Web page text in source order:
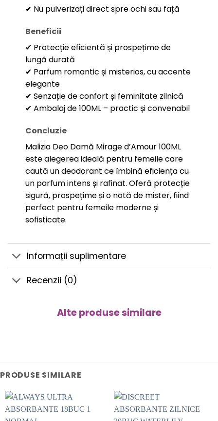
✔ Nu pulverizați direct spre ochi sau față
Beneficii
✔ Protecție eficientă și prospețime de
lungă durată
✔ Parfum romantic și misterios, cu accente
elegante
✔ Senzație de confort și feminitate zilnică
✔ Ambalaj de 100ML – practic și convenabil
Concluzie
Malizia Deo Damă Mirage d’Amour 100ML
este alegerea ideală pentru femeile care
caută un deodorant ce îmbină eficiența cu
un parfum intens și rafinat. Oferă protecție
sigură, prospețime și o notă de mister, fiind
perfect pentru femeile moderne și
sofisticate.
Informații suplimentare
Recenzii (0)
Alte produse similare
PRODUSE SIMILARE